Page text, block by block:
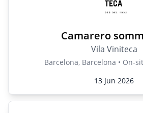
Camarero
Vila Viniteca
Barcelona, Barcelona • On-
13 Jun 2026